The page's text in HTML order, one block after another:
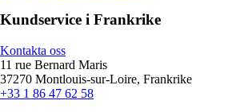
Kundservice i Frankrike
Kontakta oss
11 rue Bernard Maris
37270 Montlouis-sur-Loire, Frankrike
+33 1 86 47 62 58